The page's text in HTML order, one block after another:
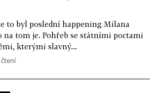
to byl poslední happening Milana
na tom je. Pohřeb se státními poctami
kterými slavný...
čtení